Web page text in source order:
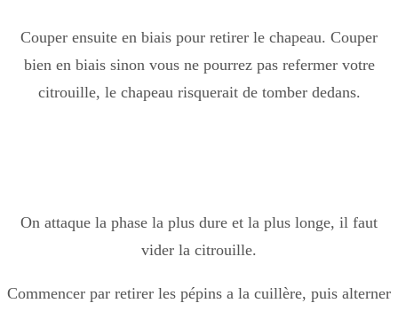
Couper ensuite en biais pour retirer le chapeau. Couper
bien en biais sinon vous ne pourrez pas refermer votre
citrouille, le chapeau risquerait de tomber dedans.
On attaque la phase la plus dure et la plus longe, il faut
vider la citrouille.
Commencer par retirer les pépins a la cuillère, puis alterner